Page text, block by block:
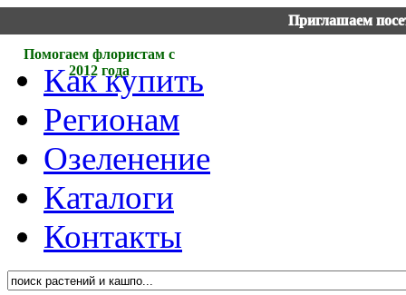
Приглашаем
Помогаем флористам с
2012 года
Как купить
Регионам
Озеленение
Каталоги
Контакты